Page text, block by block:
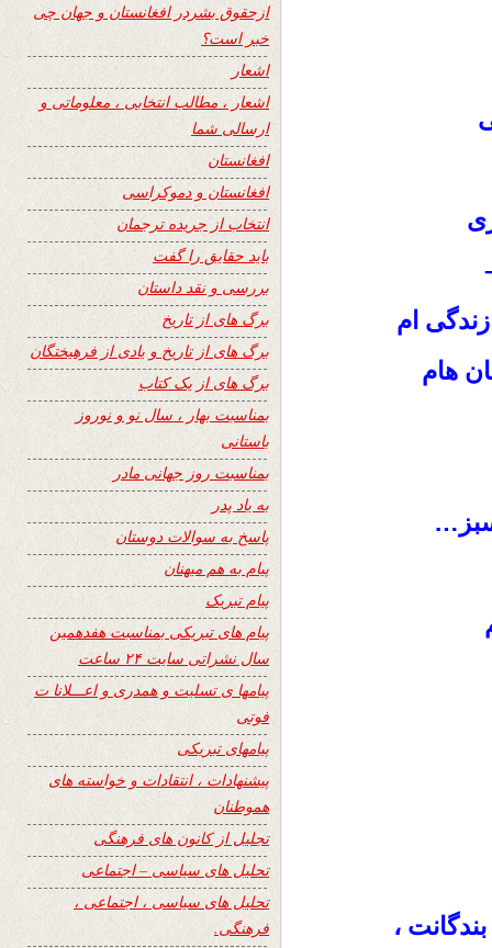
ام
هام
…
،
ازحقوق بشردر افغانستان و جهان چی
خبر است؟
اشعار
اشعار ، مطالب انتخابی ، معلوماتی و
ارسالی شما
افغانستان
افغانستان و دموکراسی
انتخاب از جریده ترجمان
باید حقایق را گفت
بررسی و نقد داستان
برگ های از تاریخ
برگ های از تاریخ و یادی از فرهیختگان
برگ های از یک کتاب
بمناسبت بهار ، سال نو و نوروز
باستانی
بمناسبت روز جهانی مادر
به یاد پدر
پاسخ به سوالات دوستان
پیام به هم میهنان
پیام تبریک
پیام های تبریکی بمناسبت هفدهمین
سال نشراتی سایت ۲۴ ساعت
پیامها ی تسلیت و همدری و اعـــلانا ت
فوتی
پیامهای تبریکی
پیشنهادات ، انتقادات و خواسته های
هموطنان
تجلیل از کانون های فرهنگی
تحلیل های سیاسی – اجتماعی
تحلیل های سیاسی ، اجتماعی ،
فرهنگی.